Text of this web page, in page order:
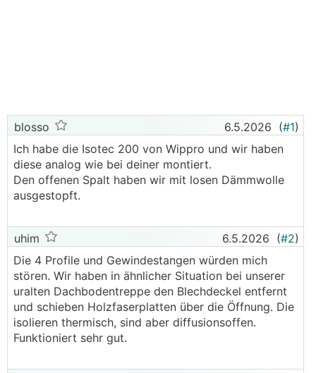
blosso 6.5.2026 (#1)
Ich habe die Isotec 200 von Wippro und wir haben
diese analog wie bei deiner montiert.
Den offenen Spalt haben wir mit losen Dämmwolle
ausgestopft.
uhim 6.5.2026 (#2)
Die 4 Profile und Gewindestangen würden mich
stören. Wir haben in ähnlicher Situation bei unserer
uralten Dachbodentreppe den Blechdeckel entfernt
und schieben Holzfaserplatten über die Öffnung. Die
isolieren thermisch, sind aber diffusionsoffen.
Funktioniert sehr gut.